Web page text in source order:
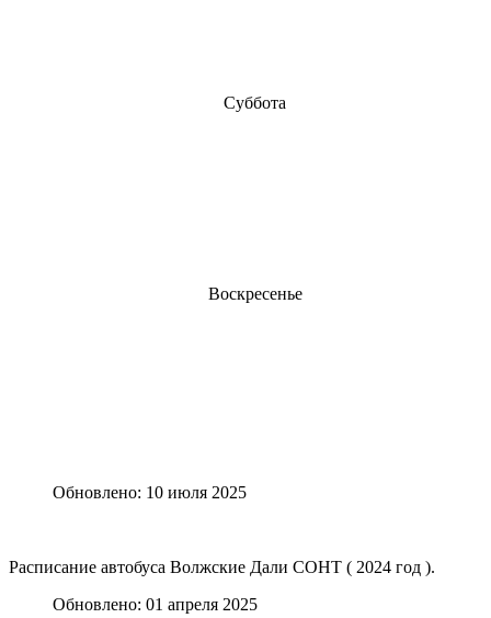
Суббота
Воскресенье
Обновлено: 10 июля 2025
Расписание автобуса Волжские Дали СОНТ ( 2024 год ).
Обновлено: 01 апреля 2025